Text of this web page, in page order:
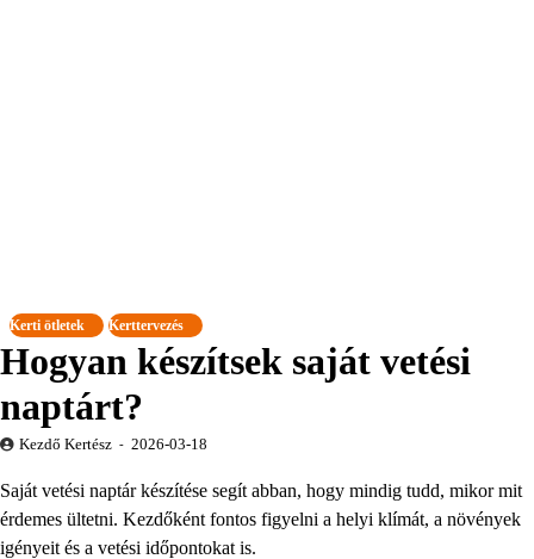
Kerti ötletek Kerttervezés
Hogyan készítsek saját vetési
naptárt?
Kezdő Kertész 2026-03-18
Saját vetési naptár készítése segít abban, hogy mindig tudd, mikor mit
érdemes ültetni. Kezdőként fontos figyelni a helyi klímát, a növények
igényeit és a vetési időpontokat is.